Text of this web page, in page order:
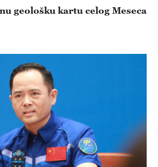
geološku kartu celog Meseca